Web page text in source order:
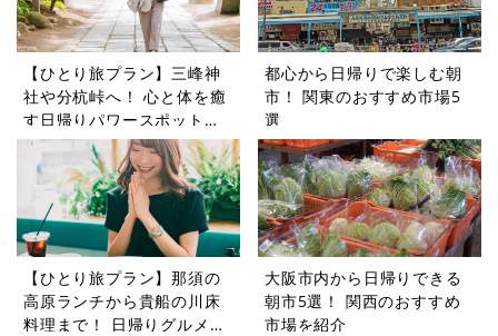
【ひとり旅プラン】三峰神
社や分杭峠へ！ 心と体を癒
す日帰りパワースポットツ
アー5選
都心から日帰りで楽しむ朝
市！ 関東のおすすめ市場5
選
【ひとり旅プラン】那須の
高原ランチから貴船の川床
料理まで！ 日帰りグルメ旅
大阪市内から日帰りできる
朝市5選！ 関西のおすすめ
市場を紹介